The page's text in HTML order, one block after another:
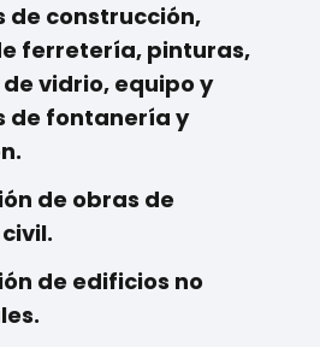
de construcción,
ferretería, pinturas,
vidrio, equipo y
de fontanería y
de obras de
de edificios no